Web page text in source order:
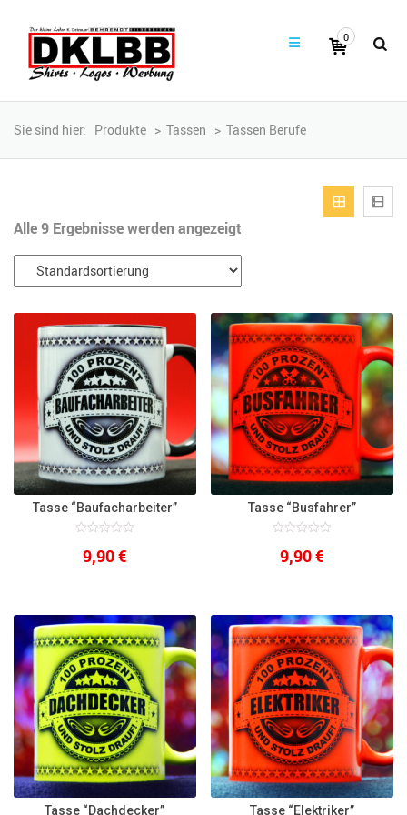
0
Sie sind hier: Produkte > Tassen > Tassen Berufe
Alle 9 Ergebnisse werden angezeigt
Tasse “Baufacharbeiter”
out
9,90€
Tasse “Busfahrer”
out
of9,90€
Tasse “Dachdecker” Tasse “Elektriker”